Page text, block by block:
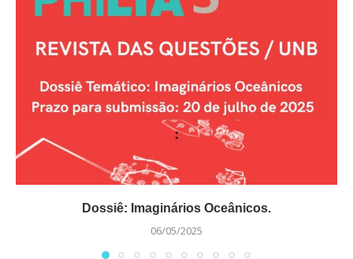
Dossiê: Imaginários Oceânicos.
06/05/2025